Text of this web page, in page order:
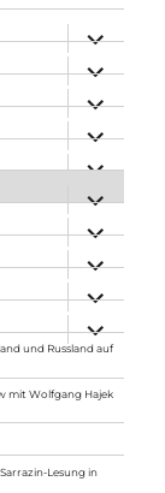
anzeigen
anzeigen
anzeigen
anzeigen
anzeigen
anzeigen
anzeigen
anzeigen
anzeigen
und Russland auf
mit Wolfgang Hajek
Lesung in